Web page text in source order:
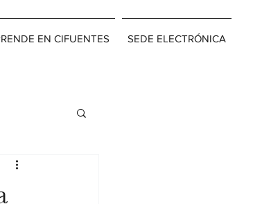
EN CIFUENTES SEDE ELECTRÓNICA